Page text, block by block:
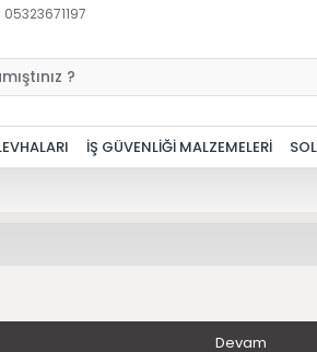
İŞ GÜVENLİĞİ MALZEMELERİ
Devam